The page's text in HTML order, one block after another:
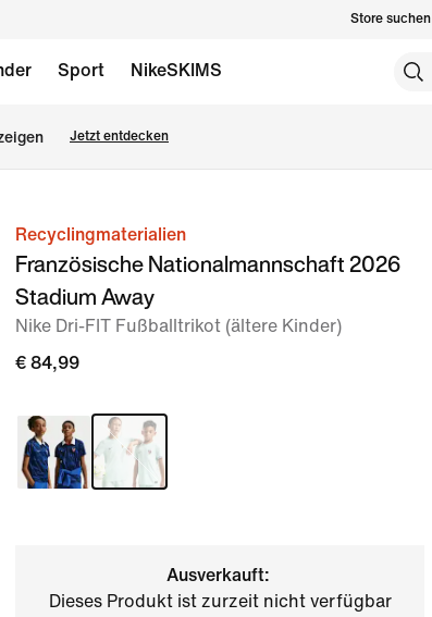
Store suchen
Sport NikeSKIMS
Jetzt entdecken
1Recyclingmaterialien
Französische Nationalmannschaft 2026
Stadium Away
Nike Dri-FIT Fußballtrikot (ältere Kinder)
€ 84,99
Ausverkauft:
Dieses Produkt ist zurzeit nicht verfügbar